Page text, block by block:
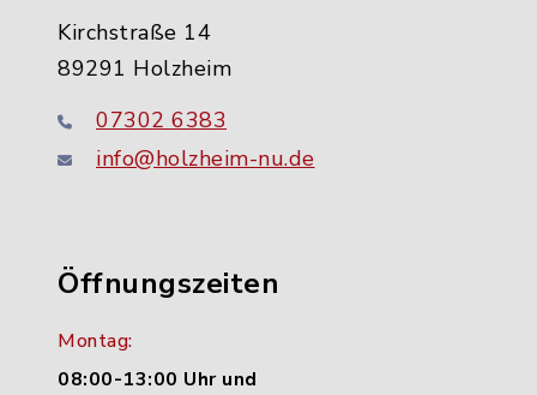
Kirchstraße 14
89291 Holzheim
07302 6383
info@holzheim-nu.de
Öffnungszeiten
Montag:
08:00-13:00 Uhr und